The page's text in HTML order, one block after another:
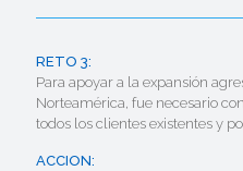
RETO 3:
Para apoyar a la expansión
Norteamérica, fue necesario
todos los clientes existentes y
ACCION: